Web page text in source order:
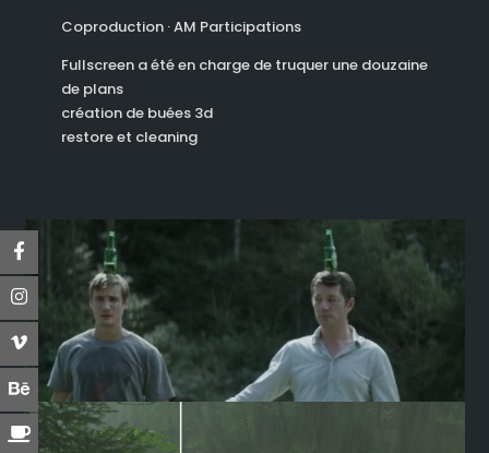
Coproduction · AM Participations
Fullscreen a été en charge de truquer une douzaine
de plans
création de buées 3d
restore et cleaning